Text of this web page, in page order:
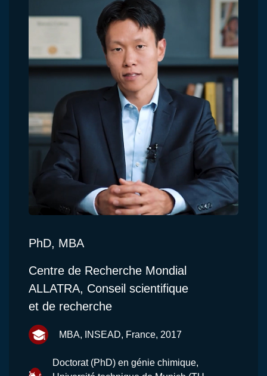
PhD, MBA
Centre de Recherche Mondial
ALLATRA, Conseil scientifique
et de recherche
MBA, INSEAD, France, 2017
Doctorat (PhD) en génie chimique,